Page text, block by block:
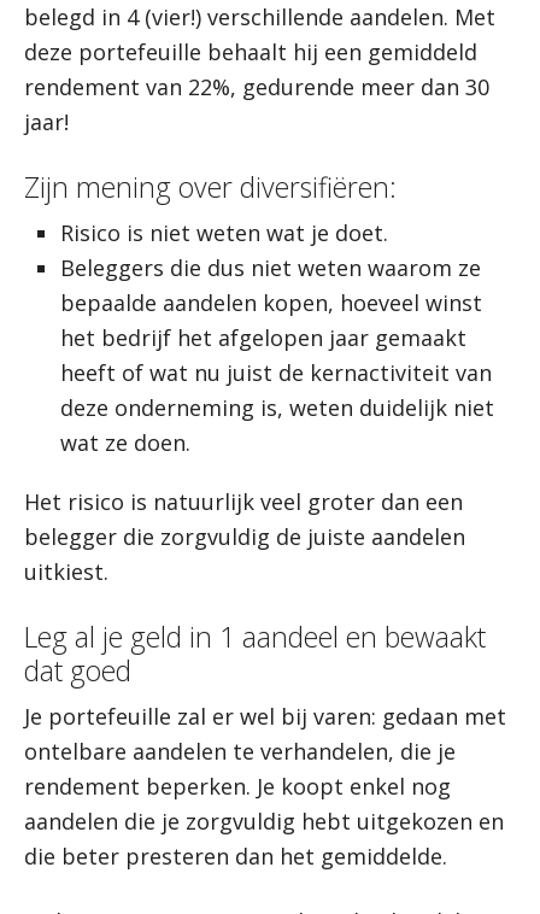
belegd in 4 (vier!) verschillende aandelen. Met
deze portefeuille behaalt hij een gemiddeld
rendement van 22%, gedurende meer dan 30
jaar!
Zijn mening over diversifiëren:
Risico is niet weten wat je doet.
Beleggers die dus niet weten waarom ze
bepaalde aandelen kopen, hoeveel winst
het bedrijf het afgelopen jaar gemaakt
heeft of wat nu juist de kernactiviteit van
deze onderneming is, weten duidelijk niet
wat ze doen.
Het risico is natuurlijk veel groter dan een
belegger die zorgvuldig de juiste aandelen
uitkiest.
Leg al je geld in 1 aandeel en bewaakt
dat goed
Je portefeuille zal er wel bij varen: gedaan met
ontelbare aandelen te verhandelen, die je
rendement beperken. Je koopt enkel nog
aandelen die je zorgvuldig hebt uitgekozen en
die beter presteren dan het gemiddelde.